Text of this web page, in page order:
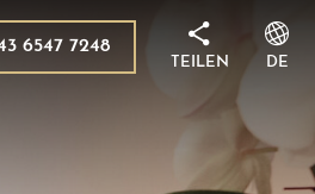
6547 7248
TEILEN DE